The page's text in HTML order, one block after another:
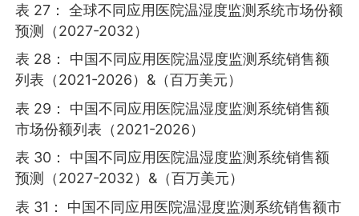
表 27： 全球不同应用医院温湿度监测系统市场份额
预测（2027-2032）
表 28： 中国不同应用医院温湿度监测系统销售额
列表（2021-2026）&（百万美元）
表 29： 中国不同应用医院温湿度监测系统销售额
市场份额列表（2021-2026）
表 30： 中国不同应用医院温湿度监测系统销售额
预测（2027-2032）&（百万美元）
表 31： 中国不同应用医院温湿度监测系统销售额市